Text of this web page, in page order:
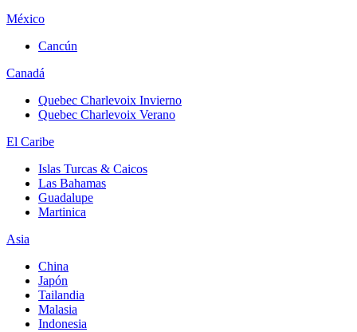
México
Cancún
Canadá
Quebec Charlevoix Invierno
Quebec Charlevoix Verano
El Caribe
Islas Turcas & Caicos
Las Bahamas
Guadalupe
Martinica
Asia
China
Japón
Tailandia
Malasia
Indonesia